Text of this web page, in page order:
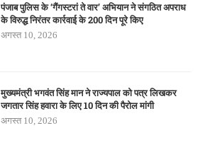
पंजाब पुलिस के ‘गैंगस्टरां ते वार’ अभियान ने संगठित अपराध
के विरुद्ध निरंतर कार्रवाई के 200 दिन पूरे किए
अगस्त 10, 2026
मुख्यमंत्री भगवंत सिंह मान ने राज्यपाल को पत्र लिखकर
जगतार सिंह हवारा के लिए 10 दिन की पैरोल मांगी
अगस्त 10, 2026